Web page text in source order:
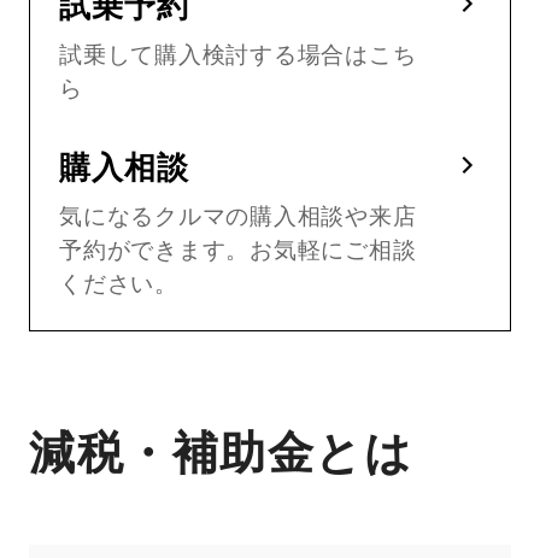
試乗して購入検討する場合はこち
ら
購入相談
気になるクルマの購入相談や来店
予約ができます。お気軽にご相談
ください。
減税・補助金とは